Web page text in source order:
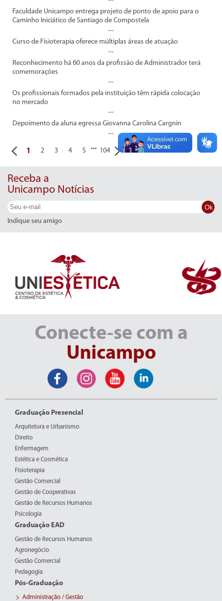
Faculdade Unicampo entrega projeto de ponto de apoio para o
Caminho Iniciático de Santiago de Compostela
Curso de Fisioterapia oferece múltiplas áreas de atuação
Reconhecimento há 60 anos da profissão de Administrador terá
comemorações
Os profissionais formados pela instituição têm rápida colocação
no mercado
Depoimento da aluna egressa Giovanna Carolina Cargnin
1 2 3 4 5 ... 104
Receba a
Unicampo Notícias
Ok
Indique seu amigo
Conecte-se com a
Unicampo
Graduação Presencial
Arquitetura e Urbanismo
Direito
Enfermagem
Estética e Cosmética
Fisioterapia
Gestão Comercial
Gestão de Cooperativas
Gestão de Recursos Humanos
Psicologia
Graduação EAD
Gestão de Recursos Humanos
Agronegócio
Gestão Comercial
Pedagogia
Pós-Graduação
Administração / Gestão